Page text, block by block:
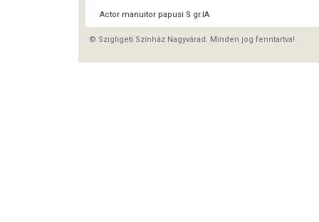
Actor manuitor papusi S gr.IA
© Szigligeti Színház Nagyvárad. Minden jog fenntartva!